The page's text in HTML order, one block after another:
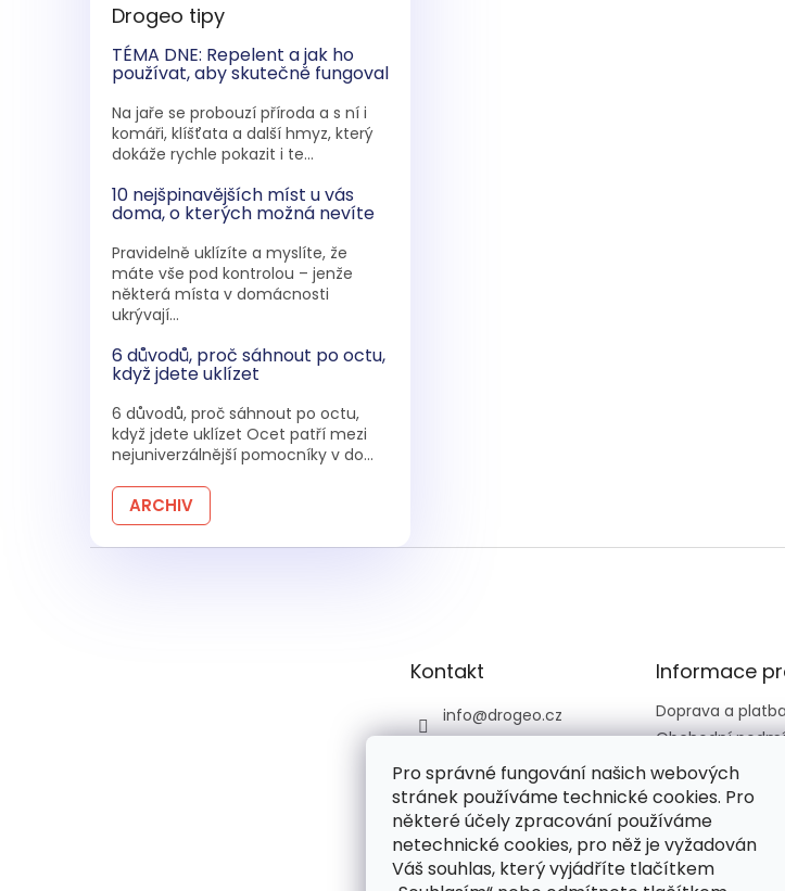
Pro správné fungování našich webových
stránek používáme technické cookies. Pro
některé účely zpracování používáme
netechnické cookies, pro něž je vyžadován
Váš souhlas, který vyjádříte tlačítkem
Drogeo tipy
TÉMA DNE: Repelent a jak ho
používat, aby skutečně fungoval
Na jaře se probouzí příroda a s ní i
komáři, klíšťata a další hmyz, který
dokáže rychle pokazit i te...
10 nejšpinavějších míst u vás
doma, o kterých možná nevíte
Pravidelně uklízíte a myslíte, že
máte vše pod kontrolou – jenže
některá místa v domácnosti
ukrývají...
6 důvodů, proč sáhnout po octu,
když jdete uklízet
6 důvodů, proč sáhnout po octu,
když jdete uklízet Ocet patří mezi
nejuniverzálnější pomocníky v do...
ARCHIV
Kontakt
info@drogeo.cz
+420 607 058 258 (v
pracovní dny 08:00-1
6:00)
drogeocz
drogeo_online_droge
Informace
Doprava a platba
Obchodní
Kontakty
Hodnocení